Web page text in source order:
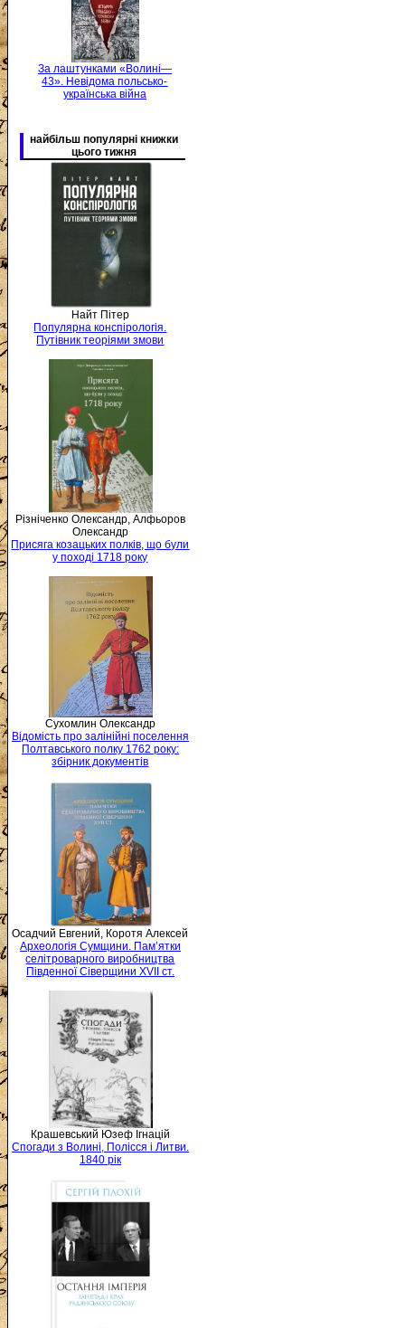
За лаштунками «Волині—
43». Невідома польсько-
українська війна
найбільш популярні книжки
цього тижня
Найт Пітер
Популярна конспірологія.
Путівник теоріями змови
Різніченко Олександр, Алфьоров
Олександр
Присяга козацьких полків, що були
у поході 1718 року
Сухомлин Олександр
Відомість про залінійні поселення
Полтавського полку 1762 року:
збірник документів
Осадчий Евгений, Коротя Алексей
Археологія Сумщини. Пам’ятки
селітроварного виробництва
Південної Сіверщини XVII ст.
Крашевський Юзеф Ігнацій
Спогади з Волині, Полісся і Литви.
1840 рік